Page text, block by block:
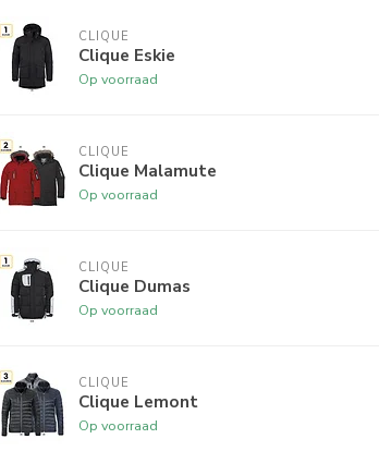
CLIQUE
Clique Eskie
Op voorraad
CLIQUE
Clique Malamute
Op voorraad
CLIQUE
Clique Dumas
Op voorraad
CLIQUE
Clique Lemont
Op voorraad